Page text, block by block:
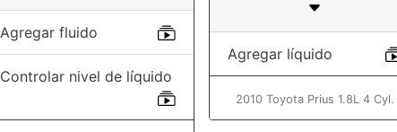
Agregar fluido
Controlar nivel de líquido
Agregar líquido
2010 Toyota Prius 1.8L 4 Cyl.